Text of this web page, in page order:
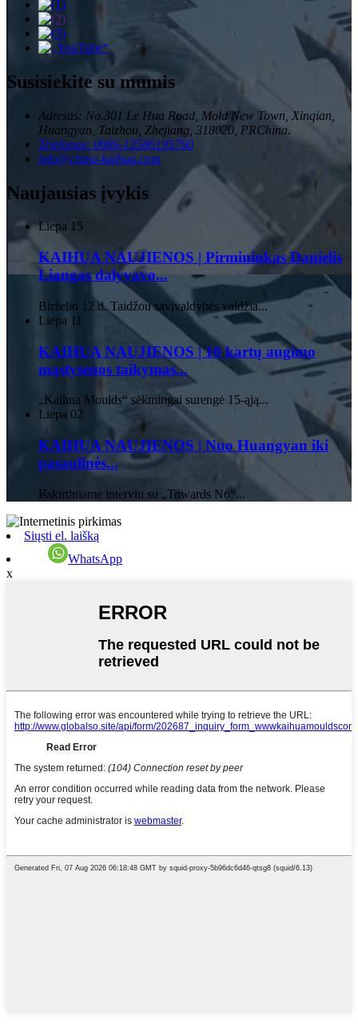
Susisiekite su mumis
Adresas: No.301 Le Hua Road, Mold New Town, Xinqian,
Huangyan, Taizhou, Zhejiang, 318020, PRChina.
Telefonas: 0086-13586195760
info@china-kaihua.com
Naujausias įvykis
Liepa 15
KAIHUA NAUJIENOS | Pirmininkas Danielis
Liangas dalyvavo...
Birželio 12 d. Taidžou savivaldybės valdžia...
Liepa 11
KAIHUA NAUJIENOS | 10 kartų augimo
mąstysenos taikymas...
„Kaihua Moulds“ sėkmingai surengė 15-ąją...
Liepa 02
KAIHUA NAUJIENOS | Nuo Huangyan iki
pasaulinės...
Išskirtiniame interviu su „Towards No“...
Siųsti el. laišką
WhatsApp
x